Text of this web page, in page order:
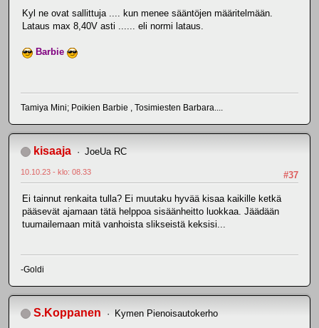
Kyl ne ovat sallittuja .... kun menee sääntöjen määritelmään.
Lataus max 8,40V asti ...... eli normi lataus.
Barbie
Tamiya Mini; Poikien Barbie , Tosimiesten Barbara....
kisaaja JoeUa RC
#37
10.10.23 - klo: 08.33
Ei tainnut renkaita tulla? Ei muutaku hyvää kisaa kaikille ketkä
pääsevät ajamaan tätä helppoa sisäänheitto luokkaa. Jäädään
tuumailemaan mitä vanhoista slikseistä keksisi...
-Goldi
S.Koppanen Kymen Pienoisautokerho